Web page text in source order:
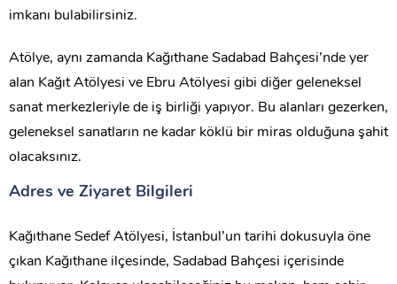
imkanı bulabilirsiniz.
Atölye, aynı zamanda Kağıthane Sadabad Bahçesi’nde yer
alan Kağıt Atölyesi ve Ebru Atölyesi gibi diğer geleneksel
sanat merkezleriyle de iş birliği yapıyor. Bu alanları gezerken,
geleneksel sanatların ne kadar köklü bir miras olduğuna şahit
olacaksınız.
Adres ve Ziyaret Bilgileri
Kağıthane Sedef Atölyesi, İstanbul’un tarihi dokusuyla öne
çıkan Kağıthane ilçesinde, Sadabad Bahçesi içerisinde